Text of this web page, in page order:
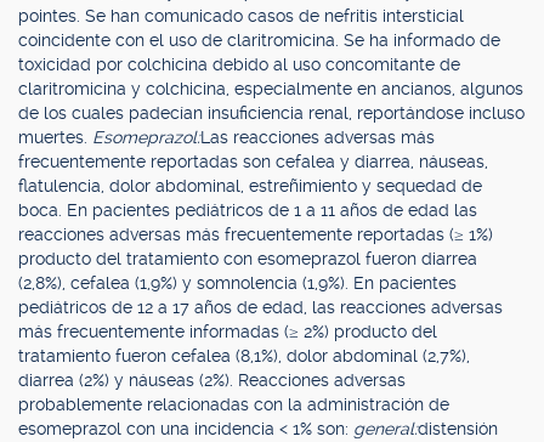
pointes. Se han comunicado casos de nefritis intersticial
coincidente con el uso de claritromicina. Se ha informado de
toxicidad por colchicina debido al uso concomitante de
claritromicina y colchicina, especialmente en ancianos, algunos
de los cuales padecían insuficiencia renal, reportándose incluso
muertes. Esomeprazol:Las reacciones adversas más
frecuentemente reportadas son cefalea y diarrea, náuseas,
flatulencia, dolor abdominal, estreñimiento y sequedad de
boca. En pacientes pediátricos de 1 a 11 años de edad las
reacciones adversas más frecuentemente reportadas (≥ 1%)
producto del tratamiento con esomeprazol fueron diarrea
(2,8%), cefalea (1,9%) y somnolencia (1,9%). En pacientes
pediátricos de 12 a 17 años de edad, las reacciones adversas
más frecuentemente informadas (≥ 2%) producto del
tratamiento fueron cefalea (8,1%), dolor abdominal (2,7%),
diarrea (2%) y náuseas (2%). Reacciones adversas
probablemente relacionadas con la administración de
esomeprazol con una incidencia < 1% son: general:distensión